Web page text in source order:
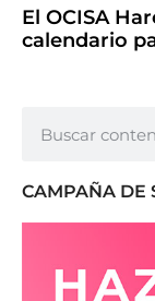
El OCISA
calendario
CAMPAÑA DE